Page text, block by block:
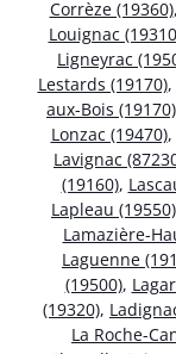
Corrèze (19360),
Louignac
Ligneyrac
Lestards (19170),
aux-Bois (19170)
Lonzac (19470),
Lavignac
(19160),
Lapleau (19550)
Lamazière-
Laguenne
(19500),
(19320),
La Roche-